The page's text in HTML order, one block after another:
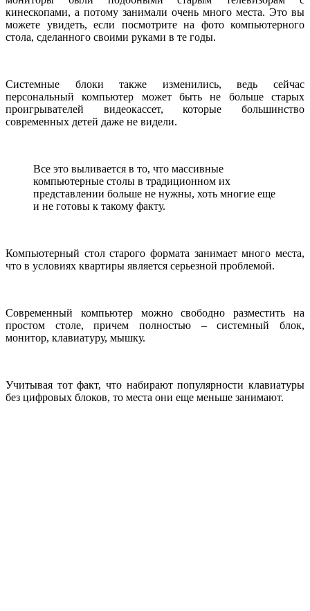
кинескопами, а потому занимали очень много места. Это вы
можете увидеть, если посмотрите на фото компьютерного
стола, сделанного своими руками в те годы.
Системные блоки также изменились, ведь сейчас
персональный компьютер может быть не больше старых
проигрывателей видеокассет, которые большинство
современных детей даже не видели.
Все это выливается в то, что массивные
компьютерные столы в традиционном их
представлении больше не нужны, хоть многие еще
и не готовы к такому факту.
Компьютерный стол старого формата занимает много места,
что в условиях квартиры является серьезной проблемой.
Современный компьютер можно свободно разместить на
простом столе, причем полностью – системный блок,
монитор, клавиатуру, мышку.
Учитывая тот факт, что набирают популярности клавиатуры
без цифровых блоков, то места они еще меньше занимают.